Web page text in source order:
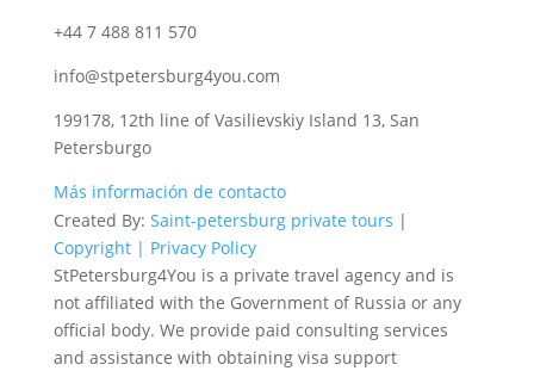
+44 7 488 811 570
info@stpetersburg4you.com
199178, 12th line of Vasilievskiy Island 13, San
Petersburgo
Más información de contacto
Created By: Saint-petersburg private tours |
Copyright | Privacy Policy
StPetersburg4You is a private travel agency and is
not affiliated with the Government of Russia or any
official body. We provide paid consulting services
and assistance with obtaining visa support